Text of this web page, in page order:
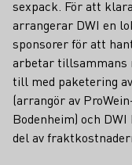
sexpack. För att
arrangerar DWI en
sponsorer för att
arbetar tillsammans
till med paketering
(arrangör av
Bodenheim) och
del av